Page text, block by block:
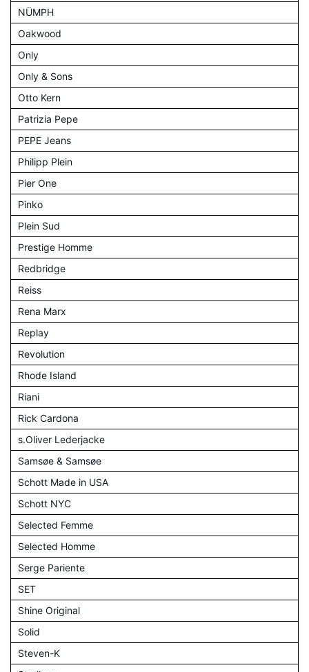
NÜMPH
Oakwood
Only
Only & Sons
Otto Kern
Patrizia Pepe
PEPE Jeans
Philipp Plein
Pier One
Pinko
Plein Sud
Prestige Homme
Redbridge
Reiss
Rena Marx
Replay
Revolution
Rhode Island
Riani
Rick Cardona
s.Oliver Lederjacke
Samsøe & Samsøe
Schott Made in USA
Schott NYC
Selected Femme
Selected Homme
Serge Pariente
SET
Shine Original
Solid
Steven-K